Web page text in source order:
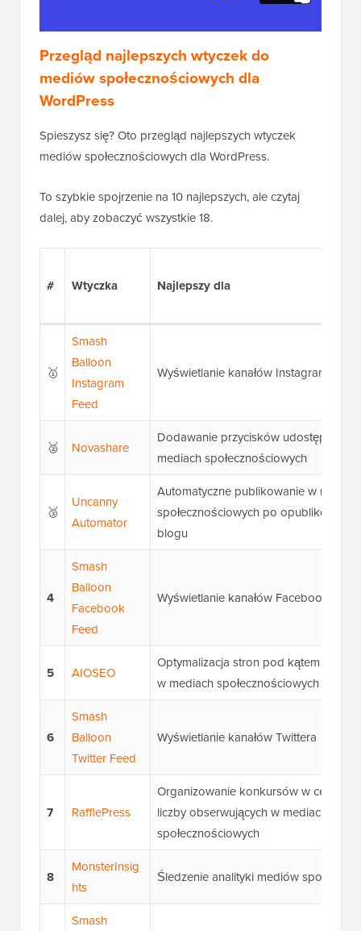
Przegląd najlepszych wtyczek do
mediów społecznościowych dla
WordPress
Spieszysz się? Oto przegląd najlepszych wtyczek
mediów społecznościowych dla WordPress.
To szybkie spojrzenie na 10 najlepszych, ale czytaj
dalej, aby zobaczyć wszystkie 18.
# Wtyczka Najlepszy dla
🥇
Smash
Balloon
Instagram
Feed
Wyświetlanie kanałów Instagrama
🥈 Novashare
Dodawanie przycisków udostępniania
mediach społecznościowych
🥉
Uncanny
Automator
Automatyczne publikowanie w
społecznościowych po opublikowaniu
blogu
4
Smash
Balloon
Facebook
Feed
Wyświetlanie kanałów Facebooka
5 AIOSEO
Optymalizacja stron pod kątem SEO +
w mediach społecznościowych
6
Smash
Balloon
Twitter Feed
Wyświetlanie kanałów Twittera
7 RafflePress
Organizowanie konkursów w celu
liczby obserwujących w mediach
społecznościowych
8
MonsterInsig
hts
Śledzenie analityki mediów
Smash